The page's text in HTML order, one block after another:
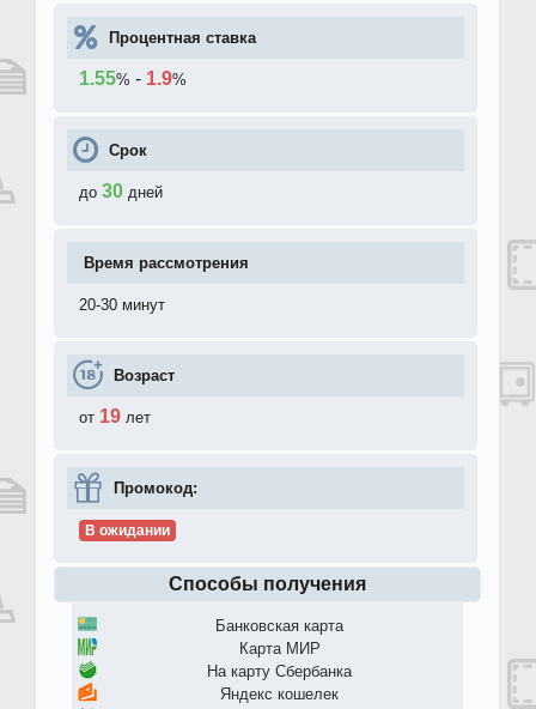
Процентная ставка
1.55% - 1.9%
Срок
до 30 дней
Время рассмотрения
20-30 минут
Возраст
от 19 лет
Промокод:
В ожидании
Способы получения
Банковская карта
Карта МИР
На карту Сбербанка
Яндекс кошелек